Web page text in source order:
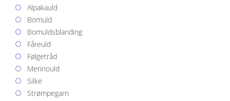
Alpakauld
Bomuld
Bomuldsblanding
Fåreuld
Følgetråd
Merinould
Silke
Strømpegarn